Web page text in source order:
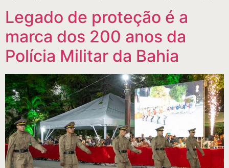
Legado de proteção é a
marca dos 200 anos da
Polícia Militar da Bahia